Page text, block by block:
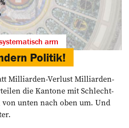
arm
Politik!
Milliarden-Verlust ­Milliarden-
die Kantone mit Schlecht-
unten nach oben um. Und